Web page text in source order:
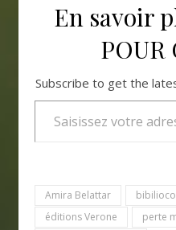
En savoir
POUR
Subscribe to get the
Saisissez votre adresse
Amira Belattar
éditions Verone
perte